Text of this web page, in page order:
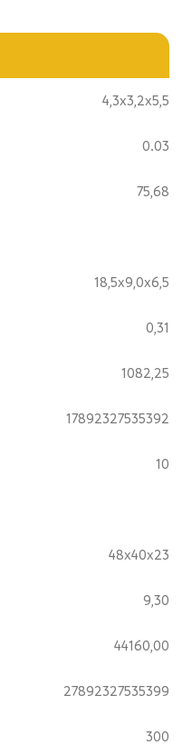
4,3x3,2x5,5
0.03
75,68
18,5x9,0x6,5
0,31
1082,25
17892327535392
10
48x40x23
9,30
44160,00
27892327535399
300